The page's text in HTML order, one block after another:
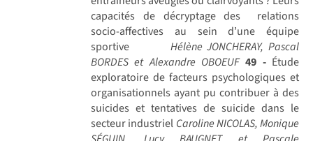
capacités de décryptage des relations
socio-affectives au sein d’une équipe
sportive
Hélène JONCHERAY, Pascal
BORDES et Alexandre OBOEUF 49 -Étude
exploratoire de facteurs psychologiques et
organisationnels ayant pu contribuer à des
suicides et tentatives de suicide dans le
secteur industriel Caroline NICOLAS, Monique